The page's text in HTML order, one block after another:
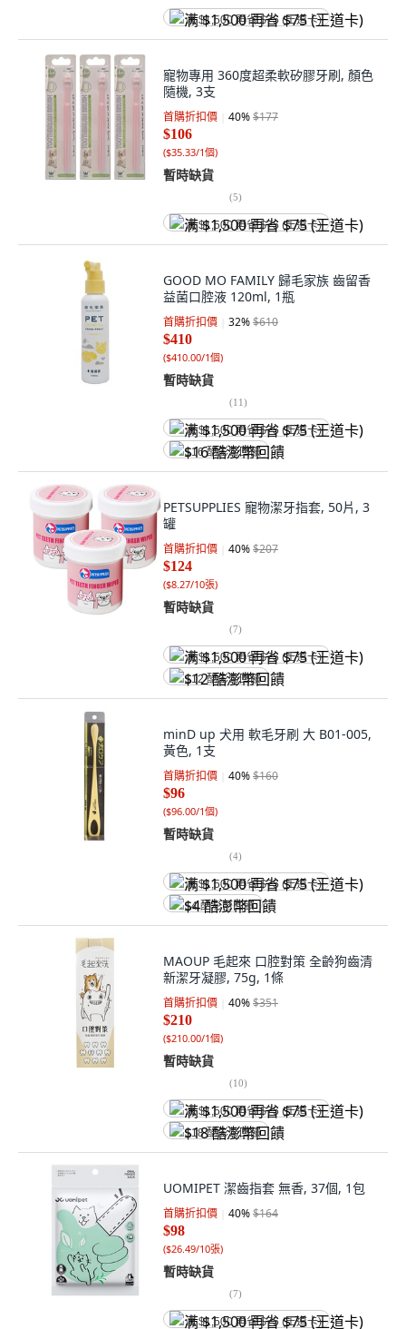
满 $1,500 再省 $75 (王道卡)
寵物專用 360度超柔軟矽膠牙刷, 顏色
隨機, 3支
首購折扣價 40%$177
$106
($35.33/1個)
暫時缺貨
(5)
满 $1,500 再省 $75 (王道卡)
GOOD MO FAMILY 歸毛家族 齒留香
益菌口腔液 120ml, 1瓶
首購折扣價 32%$610
$410
($410.00/1個)
暫時缺貨
(11)
满 $1,500 再省 $75 (王道卡)
$16 酷澎幣回饋
PETSUPPLIES 寵物潔牙指套, 50片, 3
罐
首購折扣價 40%$207
$124
($8.27/10張)
暫時缺貨
(7)
满 $1,500 再省 $75 (王道卡)
$12 酷澎幣回饋
minD up 犬用 軟毛牙刷 大 B01-005,
黃色, 1支
首購折扣價 40%$160
$96
($96.00/1個)
暫時缺貨
(4)
满 $1,500 再省 $75 (王道卡)
$4 酷澎幣回饋
MAOUP 毛起來 口腔對策 全齡狗齒清
新潔牙凝膠, 75g, 1條
首購折扣價 40%$351
$210
($210.00/1個)
暫時缺貨
(10)
满 $1,500 再省 $75 (王道卡)
$18 酷澎幣回饋
UOMIPET 潔齒指套 無香, 37個, 1包
首購折扣價 40%$164
$98
($26.49/10張)
暫時缺貨
(7)
满 $1,500 再省 $75 (王道卡)